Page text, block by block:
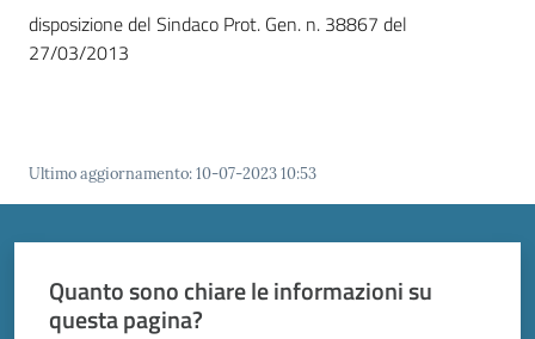
Seguici
disposizione del Sindaco Prot. Gen. n. 38867 del
27/03/2013
Ultimo aggiornamento:10-07-2023 10:53
Quanto sono chiare le informazioni su
questa pagina?